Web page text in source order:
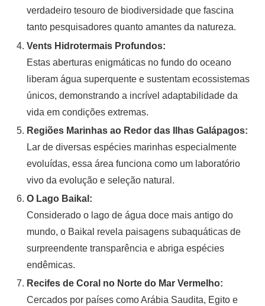
verdadeiro tesouro de biodiversidade que fascina
tanto pesquisadores quanto amantes da natureza.
Vents Hidrotermais Profundos:
Estas aberturas enigmáticas no fundo do oceano
liberam água superquente e sustentam ecossistemas
únicos, demonstrando a incrível adaptabilidade da
vida em condições extremas.
Regiões Marinhas ao Redor das Ilhas Galápagos:
Lar de diversas espécies marinhas especialmente
evoluídas, essa área funciona como um laboratório
vivo da evolução e seleção natural.
O Lago Baikal:
Considerado o lago de água doce mais antigo do
mundo, o Baikal revela paisagens subaquáticas de
surpreendente transparência e abriga espécies
endêmicas.
Recifes de Coral no Norte do Mar Vermelho:
Cercados por países como Arábia Saudita, Egito e